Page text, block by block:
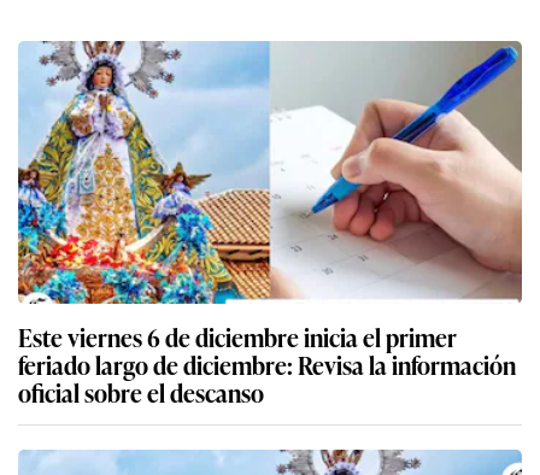
Este viernes 6 de diciembre inicia el primer
feriado largo de diciembre: Revisa la información
oficial sobre el descanso